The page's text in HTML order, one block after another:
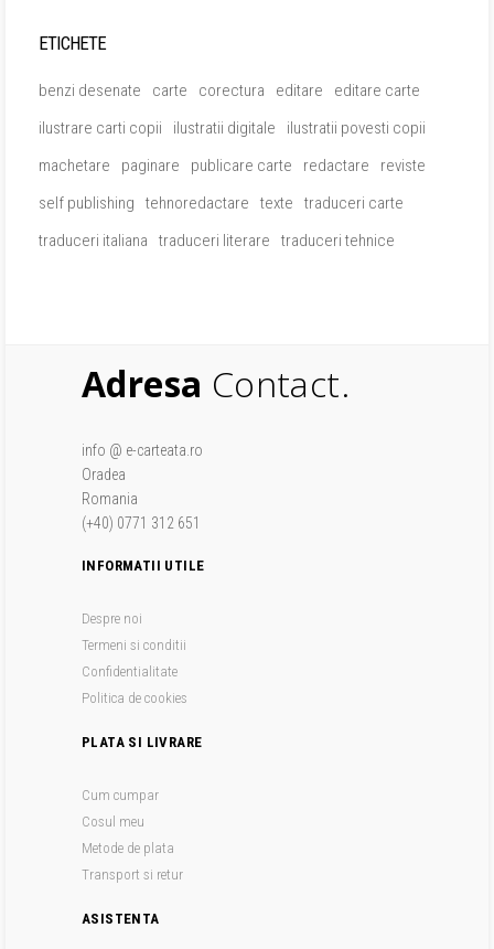
ETICHETE
benzi desenate carte corectura editare
editare carte
ilustrare carti copii
ilustratii digitale
ilustratii povesti copii
machetare
paginare publicare carte redactare
reviste
self publishing
tehnoredactare texte
traduceri carte
traduceri italiana
traduceri literare traduceri tehnice
Adresa Contact.
info @ e-carteata.ro
Oradea
Romania
(+40) 0771 312 651
INFORMATII UTILE
Despre noi
Termeni si conditii
Confidentialitate
Politica de cookies
PLATA SI LIVRARE
Cum cumpar
Cosul meu
Metode de plata
Transport si retur
ASISTENTA